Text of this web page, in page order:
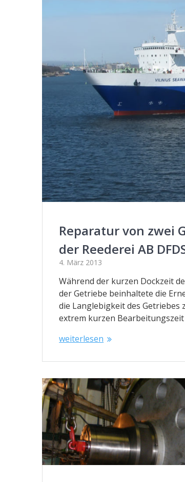
Reparatur von zwei
der Reederei AB
4. März 2013
Während der kurzen Dockzeit
der Getriebe beinhaltete die
die Langlebigkeit des Getriebes
extrem kurzen
weiterlesen